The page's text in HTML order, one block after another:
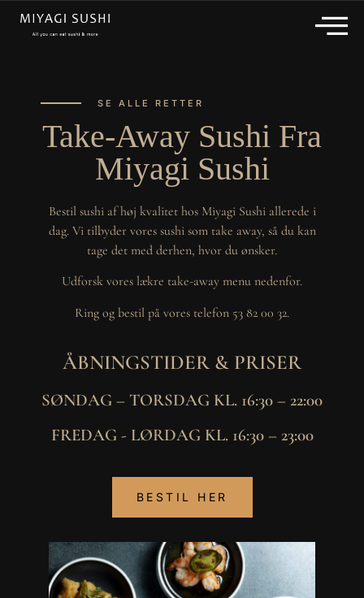
SE ALLE RETTER
Take-Away Sushi Fra
Miyagi Sushi
Bestil sushi af høj kvalitet hos Miyagi Sushi allerede i
dag. Vi tilbyder vores sushi som take away, så du kan
tage det med derhen, hvor du ønsker.
Udforsk vores lækre take-away menu nedenfor.
Ring og bestil på vores telefon 53 82 00 32.
ÅBNINGSTIDER & PRISER
SØNDAG – TORSDAG KL. 16:30 – 22:00
FREDAG - LØRDAG KL. 16:30 – 23:00
BESTIL HER